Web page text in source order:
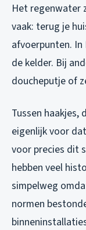
Het regenwater
vaak: terug je
afvoerpunten. In
de kelder. Bij
doucheputje of
Tussen haakjes,
eigenlijk voor
voor precies dit
hebben veel
simpelweg
normen